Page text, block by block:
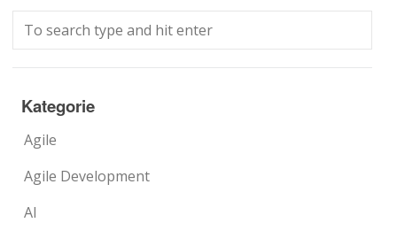
Kategorie
Agile
Agile Development
AI